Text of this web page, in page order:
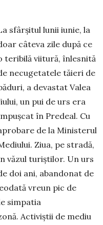
sfârșitul lunii iunie, la
câteva zile după ce
teribilă viitură, înlesnită
necugetatele tăieri de
a devastat Valea
un pui de urs era
în Pre­deal. Cu
de la Ministerul
Ziua, pe stra­dă,
văzul turiștilor. Un urs
doi ani, abandonat de
vreun pic de
simpatia
Activiștii de mediu